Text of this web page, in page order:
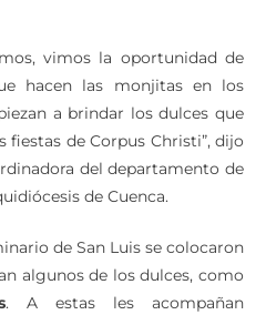
vimos la oportunidad de
hacen las monjitas en los
a brindar los dulces que
fiestas de Corpus Christi”, dijo
del departamento de
de Cuenca.
de San Luis se colocaron
algunos de los dulces, como
. A estas les acompañan